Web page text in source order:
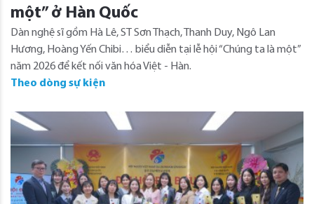
một” ở Hàn Quốc
Dàn nghệ sĩ gồm Hà Lê, ST Sơn Thạch, Thanh Duy, Ngô Lan
Hương, Hoàng Yến Chibi… biểu diễn tại lễ hội “Chúng ta là một”
năm 2026 để kết nối văn hóa Việt - Hàn.
Theo dòng sự kiện